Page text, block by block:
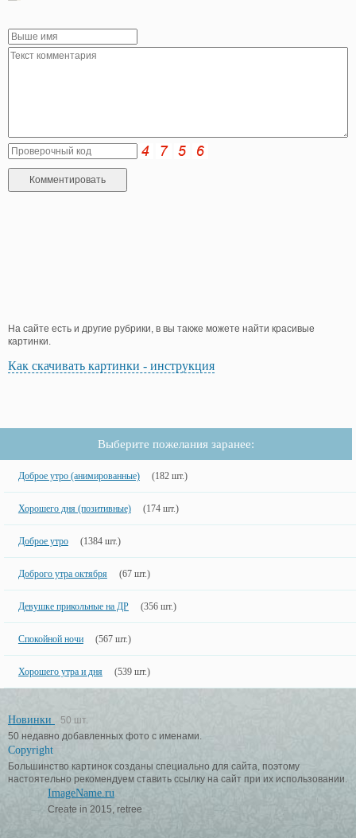
На сайте есть и другие рубрики, в вы также можете найти красивые
картинки.
Как скачивать картинки - инструкция
Выберите пожелания заранее:
Доброе утро (анимированные) (182 шт.)
Хорошего дня (позитивные) (174 шт.)
Доброе утро (1384 шт.)
Доброго утра октября (67 шт.)
Девушке прикольные на ДР (356 шт.)
Спокойной ночи (567 шт.)
Хорошего утра и дня (539 шт.)
Новинки
50 шт.
50 недавно добавленных фото с именами.
Copyright
Большинство картинок созданы специально для сайта, поэтому
настоятельно рекомендуем ставить ссылку на сайт при их использовании.
ImageName.ru
Create in 2015, retree